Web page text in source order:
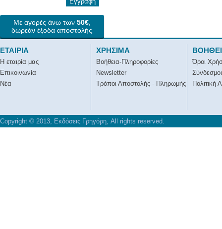
Με αγορές άνω των 50€
δωρεάν έξοδα αποστολής
ΕΤΑΙΡΙΑ
Η εταιρία μας
Επικοινωνία
Νέα
ΧΡΗΣΙΜΑ
Βοήθεια-Πληροφορίες
Newsletter
Τρόποι Αποστολής - Πληρωμής
Όροι
Σύνδεσμοι
Πολιτική
Copyright © 2013, Εκδόσεις Γρηγόρη, All rights reserved.